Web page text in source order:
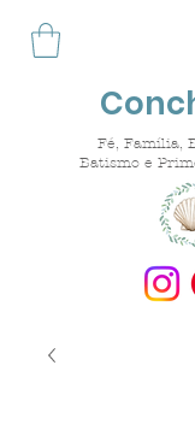
Fé, Família,
Batismo e